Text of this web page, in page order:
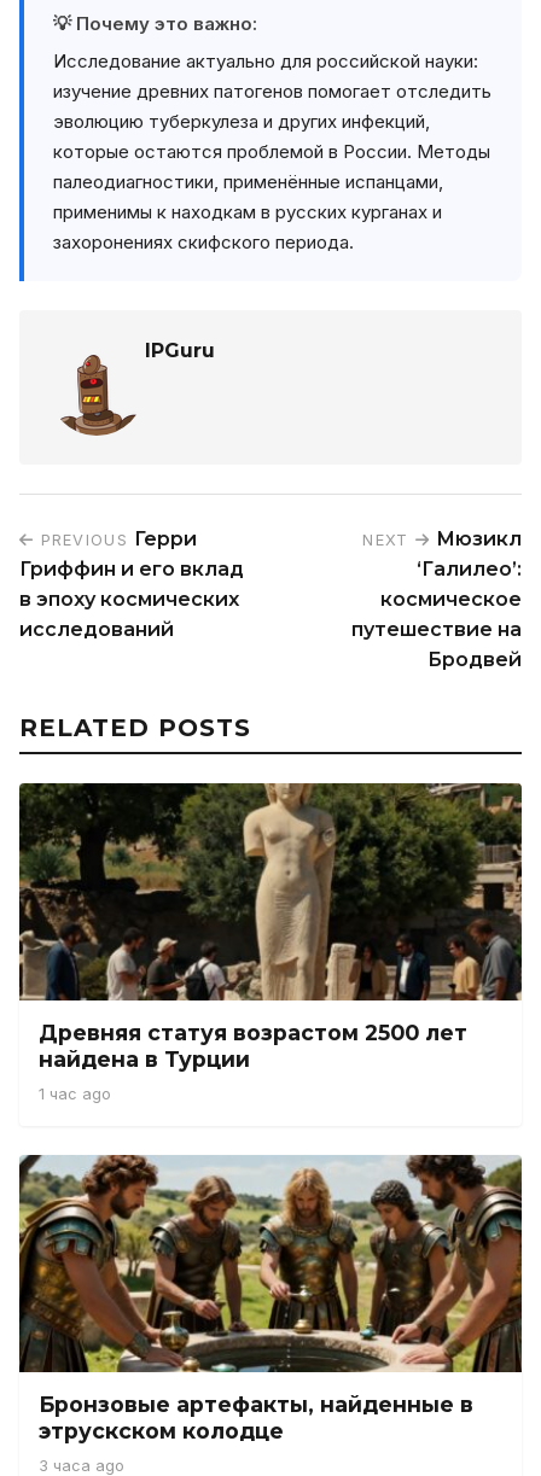
💡 Почему это важно:
Исследование актуально для российской науки:
изучение древних патогенов помогает отследить
эволюцию туберкулеза и других инфекций,
которые остаются проблемой в России. Методы
палеодиагностики, применённые испанцами,
применимы к находкам в русских курганах и
захоронениях скифского периода.
IPGuru
PREVIOUS Герри
Гриффин и его вклад
в эпоху космических
исследований
NEXT
Мюзикл
‘Галилео’:
космическое
путешествие на
Бродвей
RELATED POSTS
Древняя статуя возрастом 2500 лет
найдена в Турции
1 час ago
Бронзовые артефакты, найденные в
этрускском колодце
3 часа ago